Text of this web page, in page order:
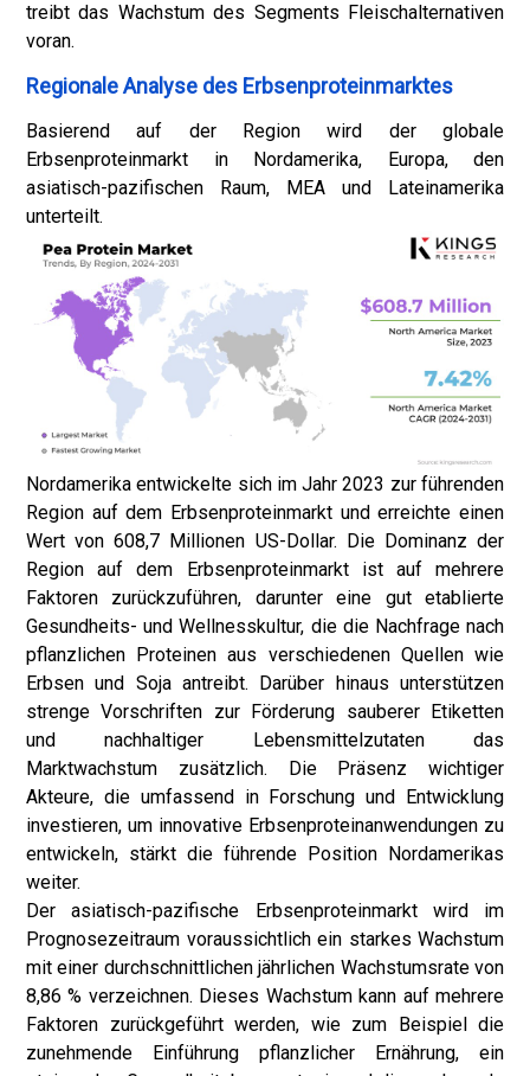
treibt das Wachstum des Segments Fleischalternativen
voran.
Regionale Analyse des Erbsenproteinmarktes
Basierend auf der Region wird der globale
Erbsenproteinmarkt in Nordamerika, Europa, den
asiatisch-pazifischen Raum, MEA und Lateinamerika
unterteilt.
Nordamerika entwickelte sich im Jahr 2023 zur führenden
Region auf dem Erbsenproteinmarkt und erreichte einen
Wert von 608,7 Millionen US-Dollar. Die Dominanz der
Region auf dem Erbsenproteinmarkt ist auf mehrere
Faktoren zurückzuführen, darunter eine gut etablierte
Gesundheits- und Wellnesskultur, die die Nachfrage nach
pflanzlichen Proteinen aus verschiedenen Quellen wie
Erbsen und Soja antreibt. Darüber hinaus unterstützen
strenge Vorschriften zur Förderung sauberer Etiketten
und nachhaltiger Lebensmittelzutaten das
Marktwachstum zusätzlich. Die Präsenz wichtiger
Akteure, die umfassend in Forschung und Entwicklung
investieren, um innovative Erbsenproteinanwendungen zu
entwickeln, stärkt die führende Position Nordamerikas
weiter.
Der asiatisch-pazifische Erbsenproteinmarkt wird im
Prognosezeitraum voraussichtlich ein starkes Wachstum
mit einer durchschnittlichen jährlichen Wachstumsrate von
8,86 % verzeichnen. Dieses Wachstum kann auf mehrere
Faktoren zurückgeführt werden, wie zum Beispiel die
zunehmende Einführung pflanzlicher Ernährung, ein